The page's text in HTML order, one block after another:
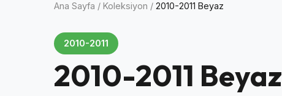
Ana Sayfa / Koleksiyon / 2010-2011 Beyaz
2010-2011
2010-2011 Beyaz